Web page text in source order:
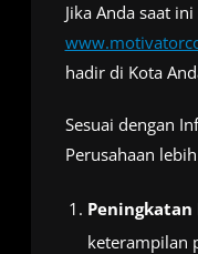
Jika Anda saat
hadir di Kota
Sesuai dengan
Perusahaan
keterampilan